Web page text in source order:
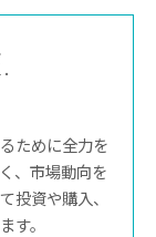
ために全力を
、市場動向を
投資や購入、
す。